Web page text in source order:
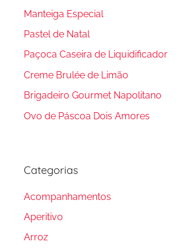
Manteiga Especial
Pastel de Natal
Paçoca Caseira de Liquidificador
Creme Brulée de Limão
Brigadeiro Gourmet Napolitano
Ovo de Páscoa Dois Amores
Categorias
Acompanhamentos
Aperitivo
Arroz